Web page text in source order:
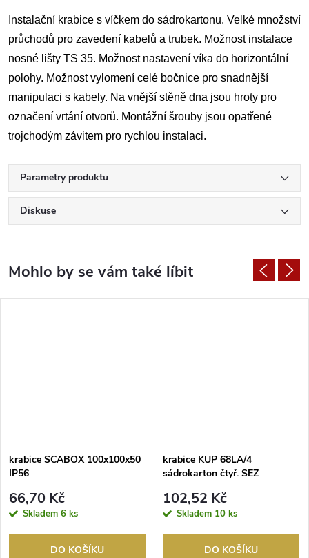
Instalační krabice s víčkem do sádrokartonu. Velké množství
průchodů pro zavedení kabelů a trubek. Možnost instalace
nosné lišty TS 35. Možnost nastavení víka do horizontální
polohy. Možnost vylomení celé bočnice pro snadnější
manipulaci s kabely. Na vnější stěně dna jsou hroty pro
označení vrtání otvorů. Montážní šrouby jsou opatřené
trojchodým závitem pro rychlou instalaci.
Parametry produktu
Diskuse
krabice SCABOX 100x100x50
IP56
66,70 Kč
Skladem 6 ks
DO KOŠÍKU
krabice KUP 68LA/4
sádrokarton čtyř. SEZ
102,52 Kč
Skladem 10 ks
DO KOŠÍKU